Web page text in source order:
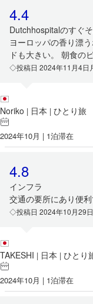
4.4
Dutchhospitalのすぐ
ヨーロッパの香り漂
ドも大きい。 朝食の
◇投稿日 2024年11月4日
Noriko | 日本 | ひとり旅
2024年10月 | 1泊滞在
4.8
インフラ
交通の要所にあり便
◇投稿日 2024年10月29
TAKESHI | 日本 | ひとり
2024年10月 | 1泊滞在